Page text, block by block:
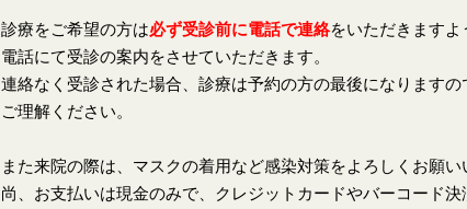
診療をご希望の方は必ず受診前に電話で連絡をいただきますよ
電話にて受診の案内をさせていただきます。
連絡なく受診された場合、診療は予約の方の最後になります
ご理解ください。
また来院の際は、マスクの着用など感染対策をよろしくお願い
尚、お支払いは現金のみで、クレジットカードやバーコード